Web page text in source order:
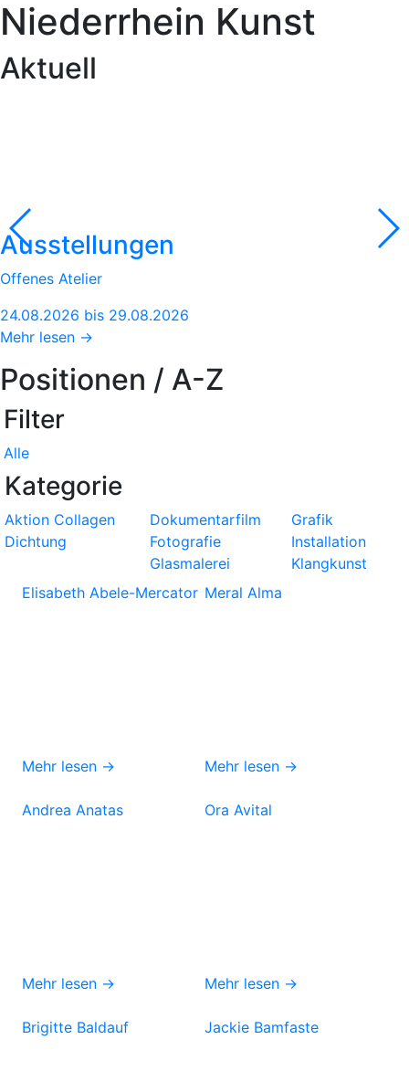
Niederrhein Kunst
Aktuell
Ausstellungen
Offenes Atelier
24.08.2026 bis 29.08.2026
Mehr lesen →
Positionen / A-Z
Filter
Alle
Kategorie
Aktion Collagen
Dichtung
Dokumentarfilm
Fotografie
Glasmalerei
Grafik
Installation
Klangkunst
Elisabeth Abele-Mercator
Mehr lesen →
Meral Alma
Mehr lesen →
Andrea Anatas
Mehr lesen →
Ora Avital
Mehr lesen →
Brigitte Baldauf Jackie Bamfaste